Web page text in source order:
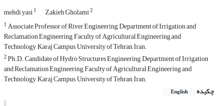
mehdi yasi1 Zakieh Gholami2
1Associate Professor of River Engineering, Department of Irrigation and
Reclamation Engineering, Faculty of Agricultural Engineering and
Technology, Karaj Campus, University of Tehran, Iran.
2Ph.D. Candidate of Hydro Structures Engineering, Department of Irrigation
and Reclamation Engineering, Faculty of Agricultural Engineering and
Technology, Karaj Campus, University of Tehran, Iran.
چکیده
English